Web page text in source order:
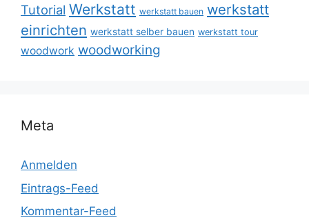
Tutorial Werkstatt werkstatt bauen werkstatt
einrichten werkstatt selber bauen werkstatt tour
woodwork woodworking
Meta
Anmelden
Eintrags-Feed
Kommentar-Feed